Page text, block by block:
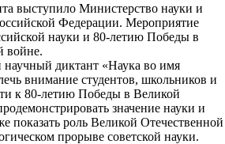
выступило Министерство науки и
Федерации. Мероприятие
науки и 80-летию Победы в
войне.
диктант «Наука во имя
внимание студентов, школьников и
к 80-летию Победы в Великой
значение науки и
показать роль Великой Отечественной
прорыве советской науки.